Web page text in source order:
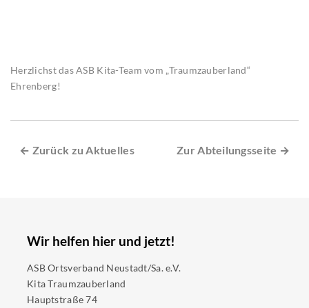
Herzlichst das ASB Kita-Team vom „Traumzauberland“
Ehrenberg!
← Zurück zu Aktuelles Zur Abteilungsseite →
Wir helfen hier und jetzt!
ASB Ortsverband Neustadt/Sa. e.V.
Kita Traumzauberland
Hauptstraße 74